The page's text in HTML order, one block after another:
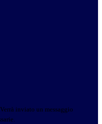
Verrà inviato un messaggio